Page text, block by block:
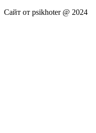
Сайт от psikhoter @ 2024